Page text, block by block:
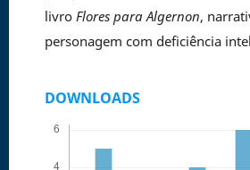
livro Flores para Algernon,
personagem com deficiência
DOWNLOADS